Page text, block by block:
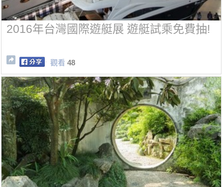
2016年台灣國際遊艇展 遊艇試乘免費抽!
觀看 48